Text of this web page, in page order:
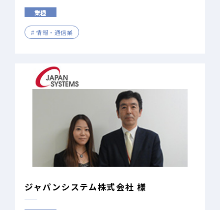
業種
情報・通信業
ジャパンシステム株式会社 様